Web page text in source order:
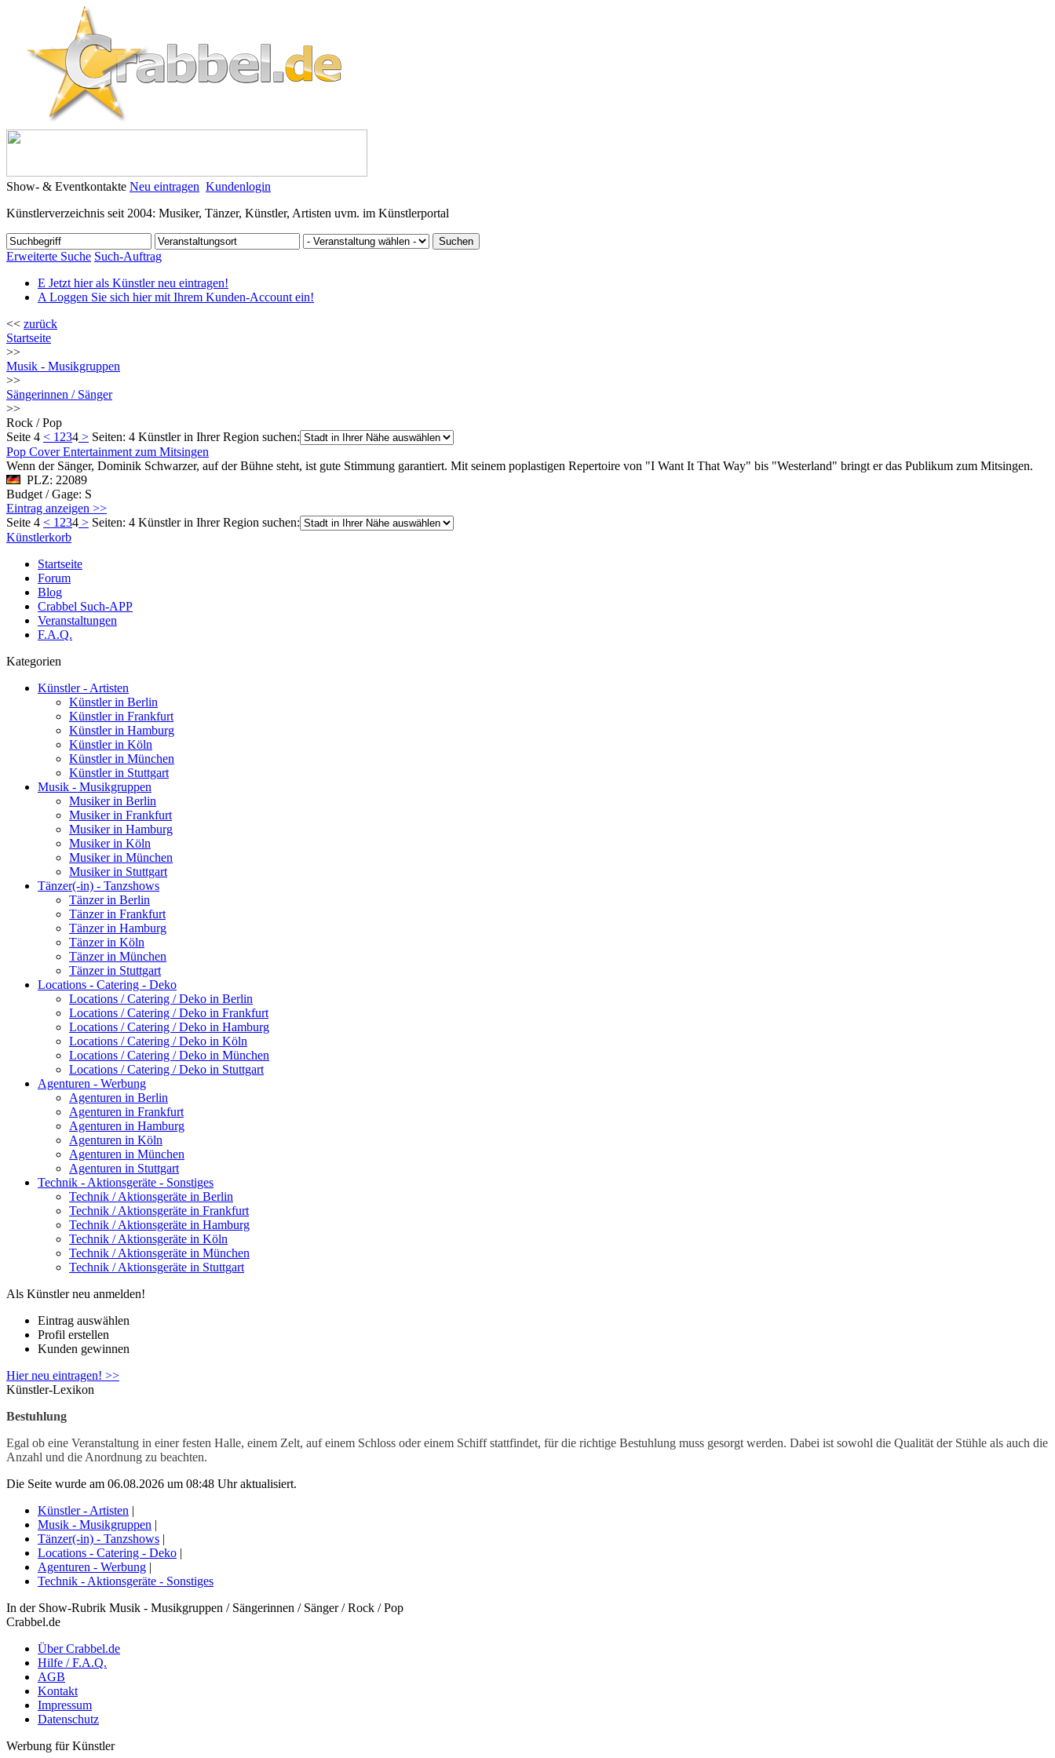
Show- & Eventkontakte Neu eintragen Kundenlogin
Künstlerverzeichnis seit 2004: Musiker, Tänzer, Künstler, Artisten uvm. im Künstlerportal
Erweiterte Suche Such-Auftrag
E Jetzt hier als Künstler neu eintragen!
A Loggen Sie sich hier mit Ihrem Kunden-Account ein!
<< zurück
Startseite
>>
Musik - Musikgruppen
>>
Sängerinnen / Sänger
>>
Rock / Pop
Seite 4 < 1 234 > Seiten: 4 Künstler in Ihrer Region suchen:
Pop Cover Entertainment zum Mitsingen
Wenn der Sänger, Dominik Schwarzer, auf der Bühne steht, ist gute Stimmung garantiert. Mit seinem poplastigen Repertoire von "I Want It That Way" bis "Westerland" bringt er das Publikum zum Mitsingen.
PLZ: 22089
Budget / Gage: S
Eintrag anzeigen >>
Seite 4 < 1 234 > Seiten: 4 Künstler in Ihrer Region suchen:
Künstlerkorb
Startseite
Forum
Blog
Crabbel Such-APP
Veranstaltungen
F.A.Q.
Kategorien
Künstler - Artisten
Künstler in Berlin
Künstler in Frankfurt
Künstler in Hamburg
Künstler in Köln
Künstler in München
Künstler in Stuttgart
Musik - Musikgruppen
Musiker in Berlin
Musiker in Frankfurt
Musiker in Hamburg
Musiker in Köln
Musiker in München
Musiker in Stuttgart
Tänzer(-in) - Tanzshows
Tänzer in Berlin
Tänzer in Frankfurt
Tänzer in Hamburg
Tänzer in Köln
Tänzer in München
Tänzer in Stuttgart
Locations - Catering - Deko
Locations / Catering / Deko in Berlin
Locations / Catering / Deko in Frankfurt
Locations / Catering / Deko in Hamburg
Locations / Catering / Deko in Köln
Locations / Catering / Deko in München
Locations / Catering / Deko in Stuttgart
Agenturen - Werbung
Agenturen in Berlin
Agenturen in Frankfurt
Agenturen in Hamburg
Agenturen in Köln
Agenturen in München
Agenturen in Stuttgart
Technik - Aktionsgeräte - Sonstiges
Technik / Aktionsgeräte in Berlin
Technik / Aktionsgeräte in Frankfurt
Technik / Aktionsgeräte in Hamburg
Technik / Aktionsgeräte in Köln
Technik / Aktionsgeräte in München
Technik / Aktionsgeräte in Stuttgart
Als Künstler neu anmelden!
Eintrag auswählen
Profil erstellen
Kunden gewinnen
Hier neu eintragen! >>
Künstler-Lexikon
Bestuhlung
Egal ob eine Veranstaltung in einer festen Halle, einem Zelt, auf einem Schloss oder einem Schiff stattfindet, für die richtige Bestuhlung muss gesorgt werden. Dabei ist sowohl die Qualität der Stühle als auch die
Anzahl und die Anordnung zu beachten.
Die Seite wurde am 06.08.2026 um 08:48 Uhr aktualisiert.
Künstler - Artisten |
Musik - Musikgruppen |
Tänzer(-in) - Tanzshows |
Locations - Catering - Deko |
Agenturen - Werbung |
Technik - Aktionsgeräte - Sonstiges
In der Show-Rubrik Musik - Musikgruppen / Sängerinnen / Sänger / Rock / Pop
Crabbel.de
Über Crabbel.de
Hilfe / F.A.Q.
AGB
Kontakt
Impressum
Datenschutz
Werbung für Künstler